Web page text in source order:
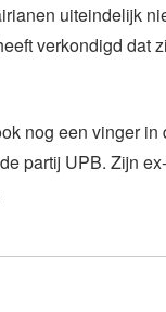
uiteindelijk
verkondigd dat
nog een vinger in
partij UPB. Zijn